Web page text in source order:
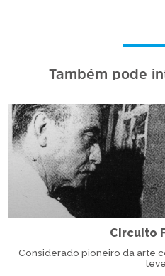
Também pode
Circuito
Considerado pioneiro da arte